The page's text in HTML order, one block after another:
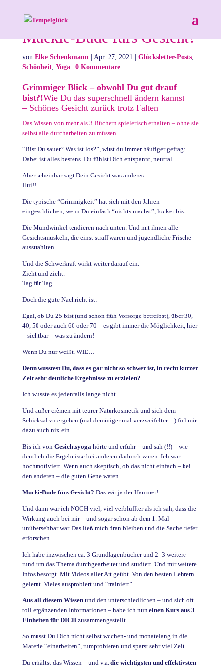
Muckie-Bude fürs Gesicht?
von Elke Schenkmann| Apr. 27, 2021 Glücksletter-Posts,
Schönheit, Yoga| 0 Kommentare
Grimmiger Blick – obwohl Du gut drauf
bist?!Wie Du das superschnell ändern kannst
– Schönes Gesicht zurück trotz Falten
Das Wissen von mehr als 3 Büchern spielerisch erhalten – ohne sie
selbst alle durcharbeiten zu müssen.
“Bist Du sauer? Was ist los?”, wirst du immer häufiger gefragt.
Dabei ist alles bestens. Du fühlst Dich entspannt, neutral.
Aber scheinbar sagt Dein Gesicht was anderes…
Hui!!!
Die typische “Grimmigkeit” hat sich mit den Jahren
eingeschlichen, wenn Du einfach “nichts machst”, locker bist.
Die Mundwinkel tendieren nach unten. Und mit ihnen alle
Gesichtsmuskeln, die einst straff waren und jugendliche Frische
ausstrahlten.
Und die Schwerkraft wirkt weiter darauf ein.
Zieht und zieht.
Tag für Tag.
Doch die gute Nachricht ist:
Egal, ob Du 25 bist (und schon früh Vorsorge betreibst), über 30,
40, 50 oder auch 60 oder 70 – es gibt immer die Möglichkeit, hier
– sichtbar – was zu ändern!
Wenn Du nur weißt, WIE…
Denn wusstest Du, dass es gar nicht so schwer ist, in recht kurzer
Zeit sehr deutliche Ergebnisse zu erzielen?
Ich wusste es jedenfalls lange nicht.
Und außer crèmen mit teurer Naturkosmetik und sich dem
Schicksal zu ergeben (mal demütiger mal verzweifelter…) fiel mir
dazu auch nix ein.
Bis ich von Gesichtsyogahörte und erfuhr – und sah (!!) – wie
deutlich die Ergebnisse bei anderen dadurch waren. Ich war
hochmotiviert. Wenn auch skeptisch, ob das nicht einfach – bei
den anderen – die guten Gene waren.
Mucki-Bude fürs Gesicht? Das wär ja der Hammer!
Und dann war ich NOCH viel, viel verblüffter als ich sah, dass die
Wirkung auch bei mir – und sogar schon ab dem 1. Mal –
unübersehbar war. Das ließ mich dran bleiben und die Sache tiefer
erforschen.
Ich habe inzwischen ca. 3 Grundlagenbücher und 2 -3 weitere
rund um das Thema durchgearbeitet und studiert. Und mir weitere
Infos besorgt. Mit Videos aller Art geübt. Von den besten Lehrern
gelernt. Vieles ausprobiert und “trainiert”.
Aus all diesem Wissenund den unterschiedlichen – und sich oft
toll ergänzenden Informationen – habe ich nun einen Kurs aus 3
Einheiten für DICH zusammengestellt.
So musst Du Dich nicht selbst wochen- und monatelang in die
Materie “einarbeiten”, rumprobieren und sparst sehr viel Zeit.
Du erhältst das Wissen – und v.a. die wichtigsten und effektivsten